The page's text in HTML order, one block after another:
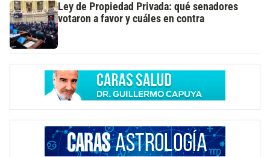
Ley de Propiedad Privada: qué senadores
votaron a favor y cuáles en contra